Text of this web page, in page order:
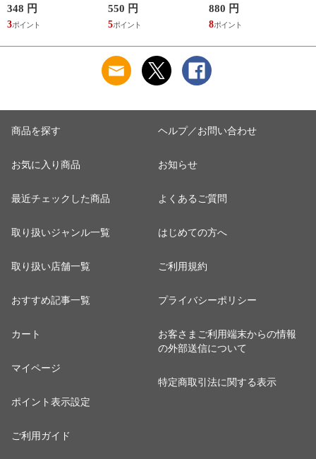
ミ取り 糸くず ゴミ
使い捨て 抗菌 洗濯
くず取り 排水口 ご
348 円
3
ケーキ皿 デザート皿
取り皿 小皿 日本製
デザートプレート ケ
しゃれ ） 【アッシ
ュ】
550 円
5
マグ コップ カップ
コーヒー 紅茶 珈琲
カフェオレ ミルク
880 円
8
商品を探す
お気に入り商品
最近チェックした商品
取り扱いジャンル一覧
取り扱い店舗一覧
おすすめ記事一覧
カート
マイページ
ポイント表示設定
ご利用ガイド
ヘルプ／お問い合わせ
お知らせ
よくあるご質問
はじめての方へ
ご利用規約
プライバシーポリシー
お客さまご利用端末からの情報
の外部送信について
特定商取引法に関する表示